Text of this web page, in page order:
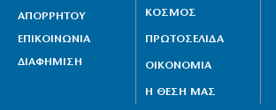
ΑΠΟΡΡΗΤΟΥ
ΕΠΙΚΟΙΝΩΝΙΑ
ΔΙΑΦΗΜΙΣΗ
ΚΟΣΜΟΣ
ΠΡΩΤΟΣΕΛΙΔΑ
ΟΙΚΟΝΟΜΙΑ
Η ΘΕΣΗ ΜΑΣ